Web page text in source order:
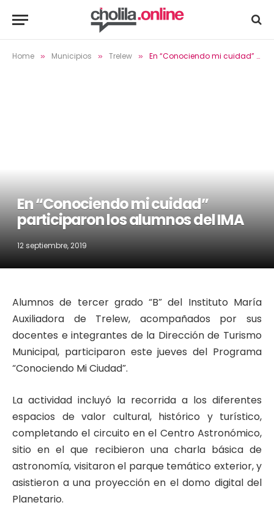
Home » Municipios » Trelew » En “Conociendo mi cuidad” participaron los alumnos del IMA
En “Conociendo mi cuidad”
participaron los alumnos del IMA
12 septiembre, 2019
Alumnos de tercer grado “B” del Instituto María
Auxiliadora de Trelew, acompañados por sus
docentes e integrantes de la Dirección de Turismo
Municipal, participaron este jueves del Programa
“Conociendo Mi Ciudad”.
La actividad incluyó la recorrida a los diferentes
espacios de valor cultural, histórico y turístico,
completando el circuito en el Centro Astronómico,
sitio en el que recibieron una charla básica de
astronomía, visitaron el parque temático exterior, y
asistieron a una proyección en el domo digital del
Planetario.